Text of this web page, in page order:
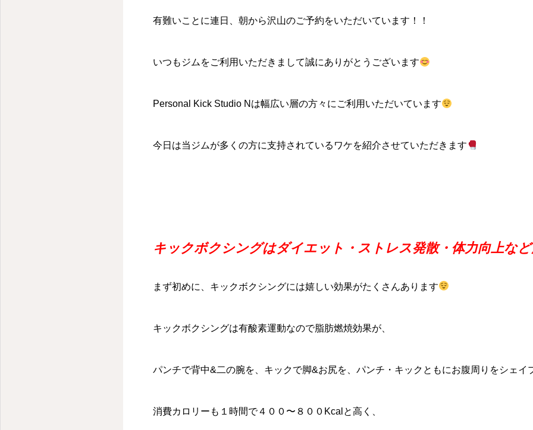
有難いことに連日、朝から沢山のご予約をいただいています！！
いつもジムをご利用いただきまして誠にありがとうございます
Personal Kick Studio Nは幅広い層の方々にご利用いただいています
今日は当ジムが多くの方に支持されているワケを紹介させていただきます
キックボクシングはダイエット・ストレス発散・体力向上な
まず初めに、キックボクシングには嬉しい効果がたくさんあります
キックボクシングは有酸素運動なので脂肪燃焼効果が、
パンチで背中&二の腕を、キックで脚&お尻を、パンチ・キックともにお腹周りをシェイ
消費カロリーも１時間で４００〜８００Kcalと高く、